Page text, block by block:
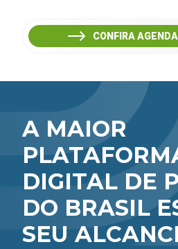
CONFIRA
A MAIOR
DIGITAL DE
DO BRASIL
SEU